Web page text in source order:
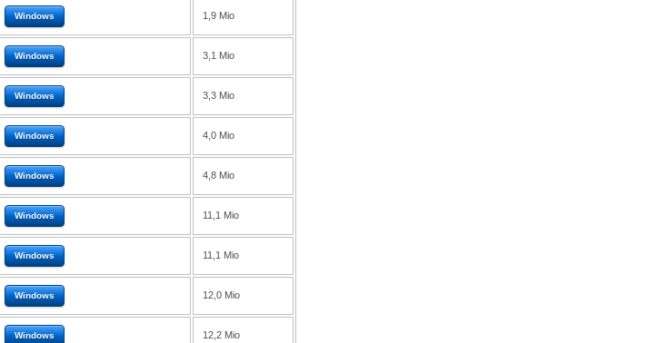
Windows 1,9 Mio
Windows 3,1 Mio
Windows 3,3 Mio
Windows 4,0 Mio
Windows 4,8 Mio
Windows 11,1 Mio
Windows 11,1 Mio
Windows 12,0 Mio
Windows 12,2 Mio